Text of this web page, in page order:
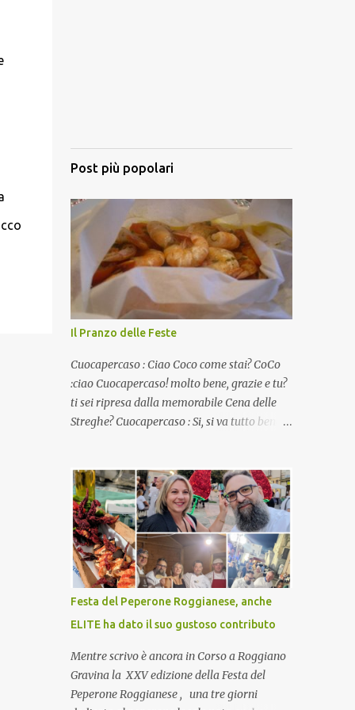
Post più popolari
Il Pranzo delle Feste
Cuocapercaso : Ciao Coco come stai? CoCo
:ciao Cuocapercaso! molto bene, grazie e tu?
ti sei ripresa dalla memorabile Cena delle
Streghe? Cuocapercaso : Si, si va tutto bene…
virtuale! CoCo : Eh già!! E adesso con le feste
che arrivano chissà che mangiate…a
proposito Cuoca cosa prepari domenica per
pranzo, racconta un po'! Perchè io avrò ospiti
e cerco degli spunti... Cuocapercaso : A dire il
vero domenica prossima non preparo nulla
perché vado al Pranzo Aziendale di fine
anno organizzato dai mie capi! CoCo :
Pranzo aziendale? Una bella idea!
Cuocapercaso : si, è un modo per riunirsi
tutti a fine anno e tirare le somme…
naturalmente mangiando tutti insieme, con
grande convivialità! CoCo : è naturale il cibo,
Festa del Peperone Roggianese, anche
ELITE ha dato il suo gustoso contributo
Mentre scrivo è ancora in Corso a Roggiano
Gravina la XXV edizione della Festa del
Peperone Roggianese , una tre giorni